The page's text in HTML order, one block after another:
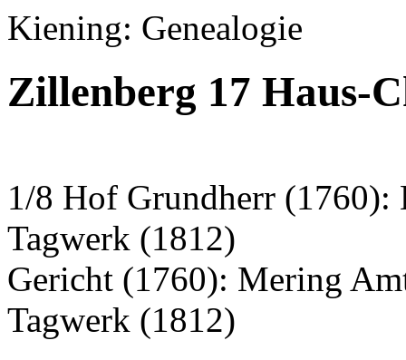
Kiening: Genealogie
Zillenberg 17
1/8 Hof Grundherr
Tagwerk (1812)
Gericht (1760): Mering
Tagwerk (1812)